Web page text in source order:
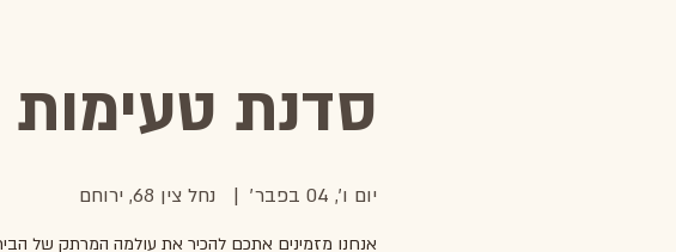
סדנת טעימות
יום ו׳, 04 בפבר׳
  |
נחל צין 68, ירוחם
אנחנו מזמינים אתכם להכיר את עולמה המרתק של